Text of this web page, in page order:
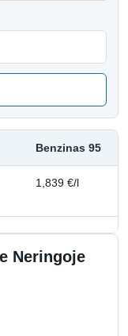
Benzinas 95
1,839 €/l
Neringoje